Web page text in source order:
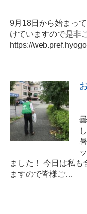
9月18日から始まっ
けていますので是非
https://
ました！ 今日は私も
ますので皆様ご…